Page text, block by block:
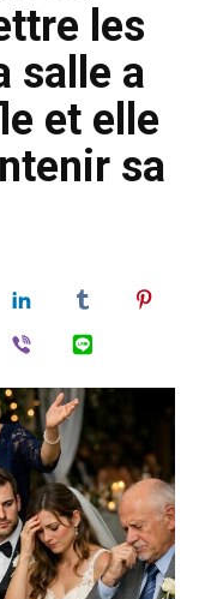
les
salle a
et elle
sa